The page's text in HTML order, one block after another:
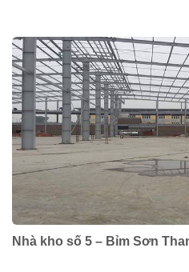
Nhà kho số 5 – Bỉm Sơn